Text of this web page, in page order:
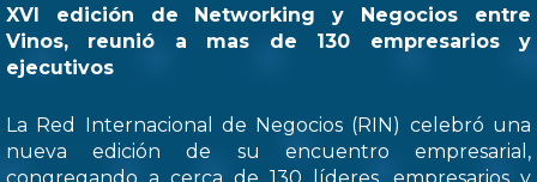
XVI edición de Networking y Negocios entre
Vinos, reunió a mas de 130 empresarios y
ejecutivos
La Red Internacional de Negocios (RIN) celebró una
nueva edición de su encuentro empresarial,
congregando a cerca de 130 líderes, empresarios y